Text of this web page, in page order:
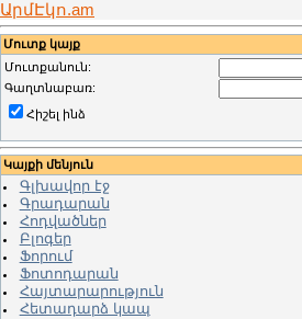
ԱրմԷկո.am
Մուտք կայք
Մուտքանուն:
Գաղտնաբառ:
Հիշել ինձ
Կայքի մենյուն
Գլխավոր էջ
Գրադարան
Հոդվածներ
Բլոգեր
Ֆորում
Ֆոտոդարան
Հայտարարություն
Հետադարձ կապ